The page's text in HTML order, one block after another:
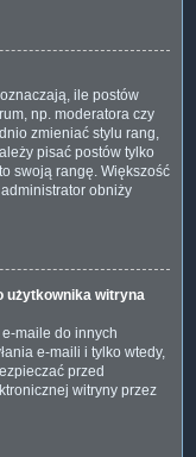
ile postów
np. moderatora czy
zmieniać stylu rang,
pisać postów tylko
swoją rangę. Większość
obniży
użytkownika witryna
maile do innych
e-maili i tylko wtedy,
przed
witryny przez